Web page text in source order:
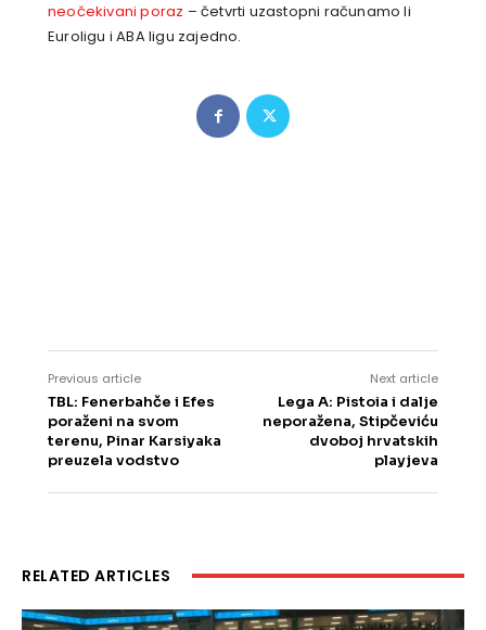
neočekivani poraz – četvrti uzastopni računamo li
Euroligu i ABA ligu zajedno.
Previous article
TBL: Fenerbahče i Efes
poraženi na svom
terenu, Pinar Karsiyaka
preuzela vodstvo
Next article
Lega A: Pistoia i dalje
neporažena, Stipčeviću
dvoboj hrvatskih
playjeva
RELATED ARTICLES